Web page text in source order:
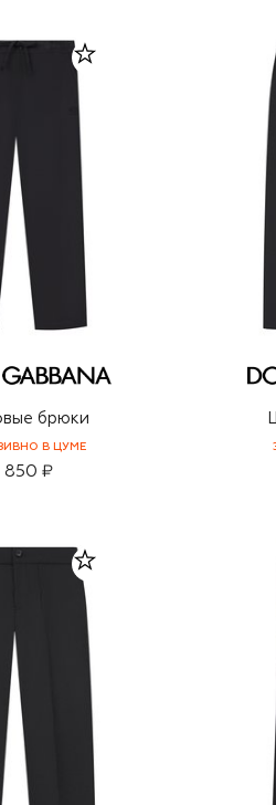
брюки
В ЦУМЕ
850 ₽